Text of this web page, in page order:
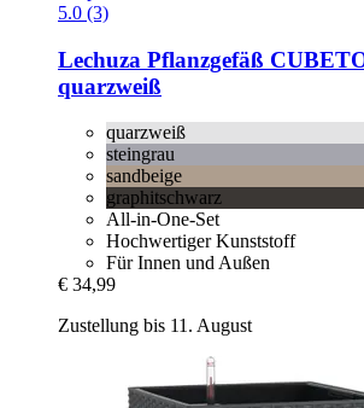
5.0 (3)
Lechuza Pflanzgefäß
quarzweiß
quarzweiß
steingrau
sandbeige
graphitschwarz
All-in-One-Set
Hochwertiger Kunststoff
Für Innen und Außen
€ 34,99
Zustellung bis 11. August